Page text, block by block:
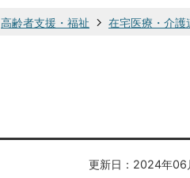
高齢者支援・福祉 在宅医療・介護
更新日：2024年06